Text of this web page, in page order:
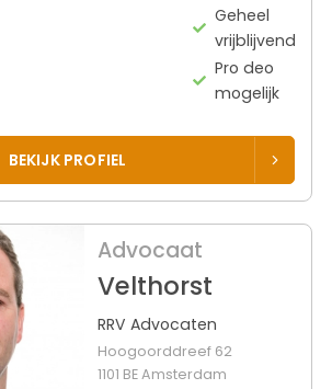
Geheel
vrijblijvend
Pro deo
mogelijk
BEKIJK PROFIEL
Advocaat
Velthorst
RRV Advocaten
Hoogoorddreef 62
1101 BE Amsterdam